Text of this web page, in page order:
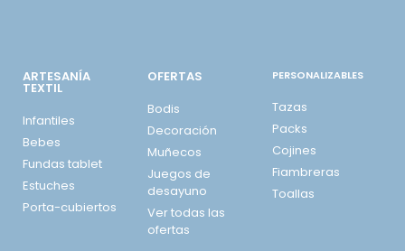
ARTESANÍA
TEXTIL
Infantiles
Bebes
Fundas tablet
Estuches
Porta-cubiertos
OFERTAS
Bodis
Decoración
Muñecos
Juegos de
desayuno
Ver todas las
ofertas
PERSONALIZABLES
Tazas
Packs
Cojines
Fiambreras
Toallas